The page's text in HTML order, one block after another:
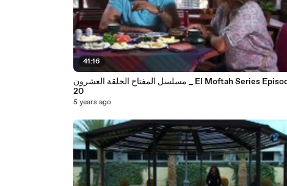
41:16
مسلسل المفتاح الحلقة العشرون _ El Moftah Series Episode
20
5 years ago